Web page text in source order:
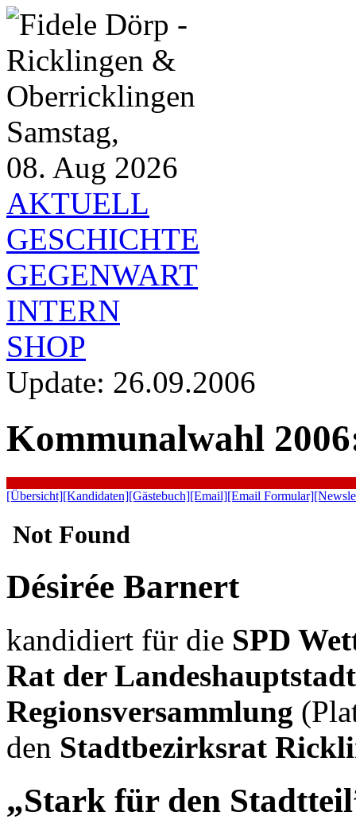
Samstag,
08. Aug 2026
AKTUELL
GESCHICHTE
GEGENWART
INTERN
SHOP
Update: 26.09.2006
Kommunalwahl
[Übersicht][Kandidaten][Gästebuch][Email][Email Formular]
Désirée Barnert
kandidiert für die SPD
Rat der
Regionsversammlung
den Stadtbezirksrat
„Stark für den